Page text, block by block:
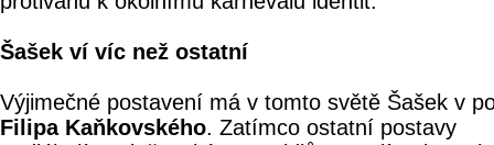
Šašek ví víc než ostatní
Výjimečné postavení má v tomto světě Šašek v
Filipa Kaňkovského. Zatímco ostatní postavy